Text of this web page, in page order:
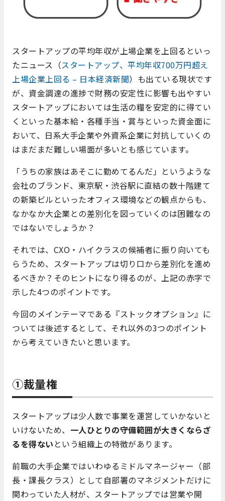
スタートアップの平均年収が上場企業を上回るといっ
たニュース（スタートアップ、平均年収700万円超え
上場企業上回る – 日本経済新聞）も出ている現状です
が、資金調達の進捗で財務の安定性に影響も出やすい
スタートアップにおいては生活の糧を安定的に得てい
くといった基本給・各種手当・賞与といった資金面に
おいて、日系大手企業や外資系企業に対抗していくの
はまだまだ難しい場面が多いとも感じています。
「うちの家族はあそこに勤めてるんだ」というような
会社のブランド、東京駅・渋谷駅に直結の数十階建て
の新築ビルといったオフィス環境などの観点からも、
なかなか大企業との差別化を図っていくのは困難なの
ではないでしょうか？
それでは、CXO・ハイクラスの候補者に振り向いても
らうため、スタートアップは切り口から差別化を進め
るべきか？そのヒントになり得るのが、上記の赤字で
示した4つのポイントです。
今回のメインテーマである『ストックオプション』に
ついては後述するとして、それ以外の3つのポイント
から考えていきたいと思います。
①裁量権
スタートアップは少人数で事業を運営していかないと
いけないため、 一人ひとりの守備範囲が大きくならざ
るを得ない という組織上の特徴があります。
前職の大手企業ではいわゆるミドルマネージャー（部
長・課長クラス）として自部署のマネジメントだけに
関わっていた人材が、スタートアップでは営業や開